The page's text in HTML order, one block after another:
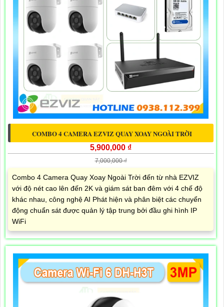
COMBO 4 CAMERA EZVIZ QUAY XOAY NGOÀI TRỜI
5,900,000 ₫
7,000,000 ₫
Combo 4 Camera Quay Xoay Ngoài Trời đến từ nhà EZVIZ
với độ nét cao lên đến 2K và giám sát ban đêm với 4 chế độ
khác nhau, công nghệ AI Phát hiện và phân biệt các chuyển
động chuẩn sát được quản lý tập trung bởi đầu ghi hình IP
WiFi